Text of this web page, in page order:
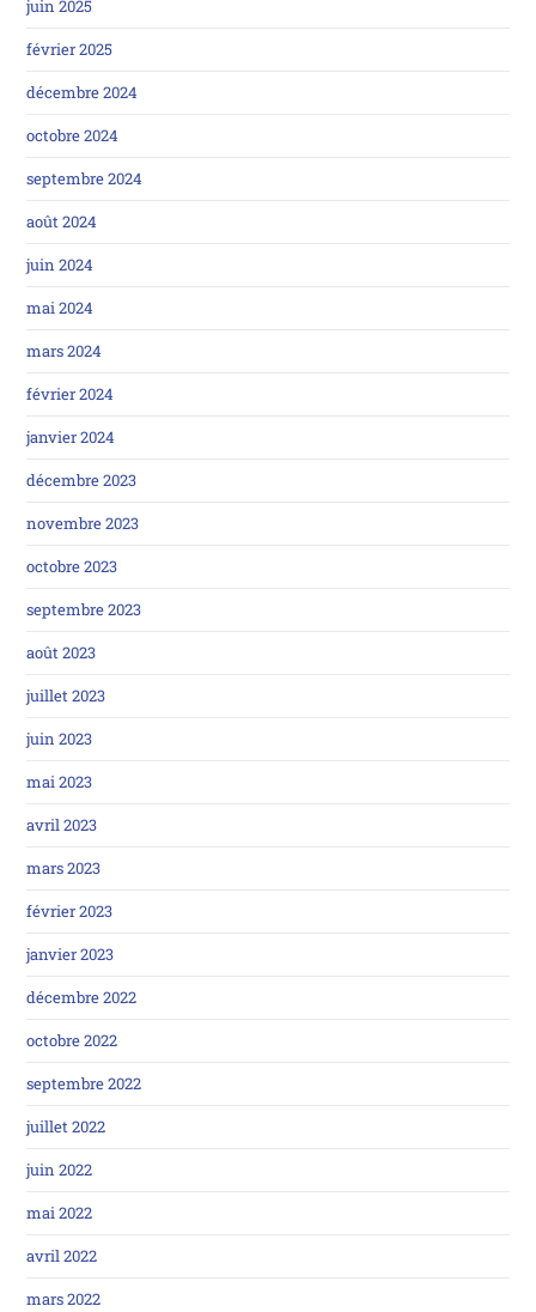
juin 2025
février 2025
décembre 2024
octobre 2024
septembre 2024
août 2024
juin 2024
mai 2024
mars 2024
février 2024
janvier 2024
décembre 2023
novembre 2023
octobre 2023
septembre 2023
août 2023
juillet 2023
juin 2023
mai 2023
avril 2023
mars 2023
février 2023
janvier 2023
décembre 2022
octobre 2022
septembre 2022
juillet 2022
juin 2022
mai 2022
avril 2022
mars 2022